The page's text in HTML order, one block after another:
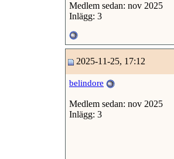
Medlem sedan: nov 2025
Inlägg: 3
2025-11-25, 17:12
belindore
Medlem sedan: nov 2025
Inlägg: 3